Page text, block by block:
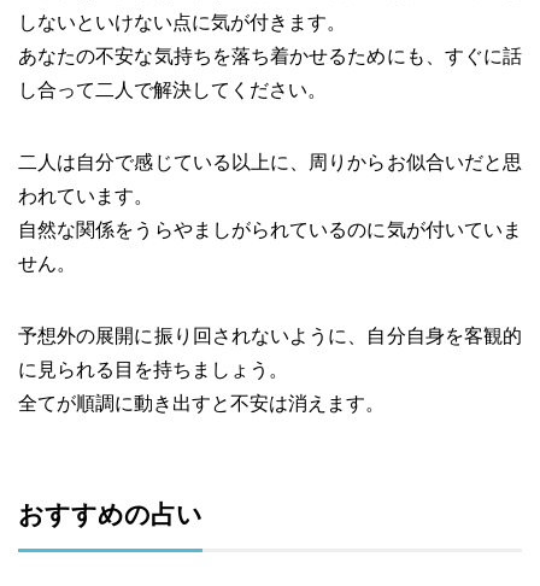
しないといけない点に気が付きます。
あなたの不安な気持ちを落ち着かせるためにも、すぐに話
し合って二人で解決してください。
二人は自分で感じている以上に、周りからお似合いだと思
われています。
自然な関係をうらやましがられているのに気が付いていま
せん。
予想外の展開に振り回されないように、自分自身を客観的
に見られる目を持ちましょう。
全てが順調に動き出すと不安は消えます。
おすすめの占い